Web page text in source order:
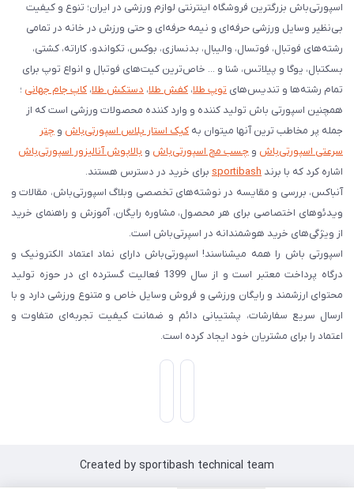
اسپورتی‌باش بزرگترین فروشگاه اینترنتی لوازم ورزشی در ایران؛ تنوع و کیفیت
بی‌نظیر وسایل ورزشی حرفه‌ای و نیمه حرفه‌ای و حتی ورزش در خانه در تمامی
رشته‌های فوتبال، فوتسال، والیبال، بدنسازی، بوکس، تکواندو، کاراته، کشتی،
بسکتبال، یوگا و پیلاتس، شنا و ... خاص‌ترین کیت‌های فوتبال و انواع توپ برای
تمام رشته‌ها و تندیس‌های توپ طلا، کفش طلا، دستکش طلا، کاپ جام جهانی ؛
همچنین اسپورتی باش تولید کننده و وارد کننده محصولات ورزشی است که از
جمله پر مخاطب ترین آنها میتوان به کیک استار پلاس اسپورتی‌باش و چتر
سرعتی اسپورتی‌باش و چسب مچ اسپورتی‌باش و بالاپوش آنالیزور اسپورتی‌باش
اشاره کرد که با برند sportibash برای خرید در دسترس هستند.
آنباکس، بررسی‌ و مقایسه در نوشته‌های تخصصی وبلاگ اسپورتی‌باش، مقالات و
ویدئوهای اختصاصی برای هر محصول، مشاوره رایگان، آموزش و راهنمای خرید
از ویژگی‌های خرید هوشمندانه در اسپرتی‌باش است.
اسپورتی‌ باش را همه میشناسند! اسپورتی‌باش دارای نماد اعتماد الکترونیک و
درگاه پرداخت معتبر است و از سال 1399 فعالیت گسترده ای در حوزه تولید
محتوای ارزشمند و رایگان ورزشی و فروش وسایل خاص و متنوع ورزشی دارد و با
ارسال سریع سفارشات، پشتیبانی دائم و ضمانت کیفیت تجربه‌ای متفاوت و
اعتماد را برای مشتریان خود ایجاد کرده است.
Created by sportibash technical team